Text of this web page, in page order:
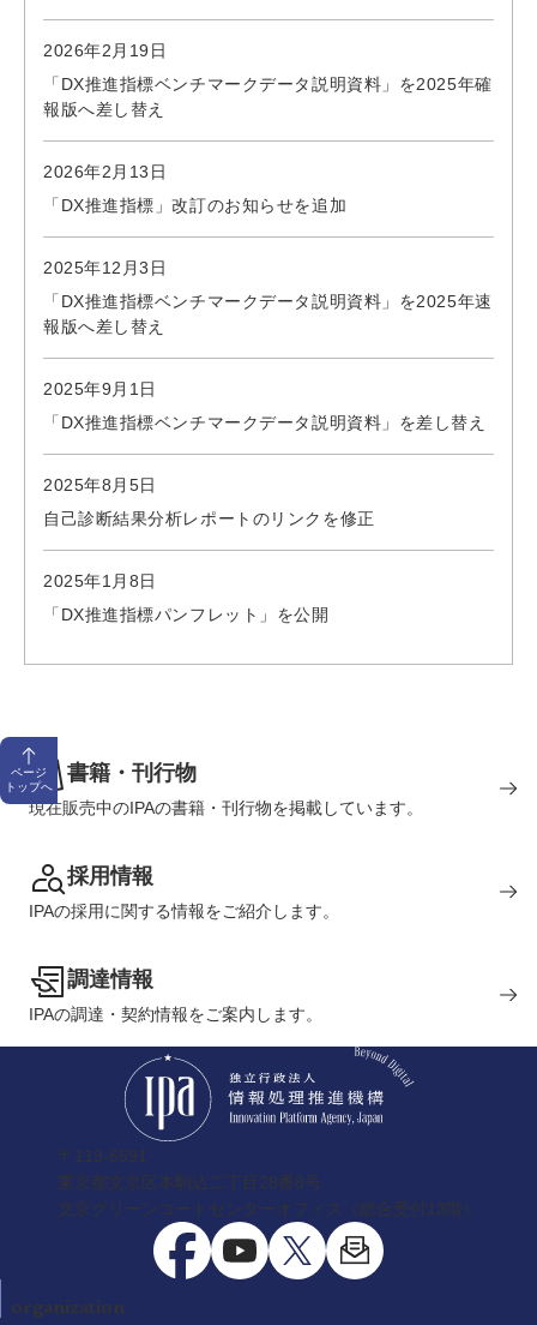
2026年2月19日
「DX推進指標ベンチマークデータ説明資料」を2025年確
報版へ差し替え
2026年2月13日
「DX推進指標」改訂のお知らせを追加
2025年12月3日
「DX推進指標ベンチマークデータ説明資料」を2025年速
報版へ差し替え
2025年9月1日
「DX推進指標ベンチマークデータ説明資料」を差し替え
2025年8月5日
自己診断結果分析レポートのリンクを修正
2025年1月8日
「DX推進指標パンフレット」を公開
ページ
トップへ
書籍・刊行物
現在販売中のIPAの書籍・刊行物を掲載しています。
採用情報
IPAの採用に関する情報をご紹介します。
調達情報
IPAの調達・契約情報をご案内します。
〒113-6591
東京都文京区本駒込二丁目28番8号
文京グリーンコートセンターオフィス（総合受付13階）
organization